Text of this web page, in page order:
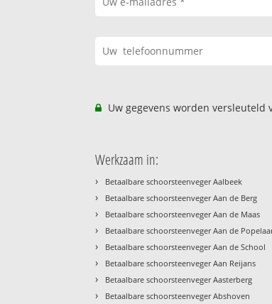
Uw gegevens worden versleuteld
Werkzaam in:
› Betaalbare schoorsteenveger Aalbeek
› Betaalbare schoorsteenveger Aan de Berg
› Betaalbare schoorsteenveger Aan de Maas
› Betaalbare schoorsteenveger Aan de
› Betaalbare schoorsteenveger Aan de School
› Betaalbare schoorsteenveger Aan Reijans
› Betaalbare schoorsteenveger Aasterberg
› Betaalbare schoorsteenveger Abshoven